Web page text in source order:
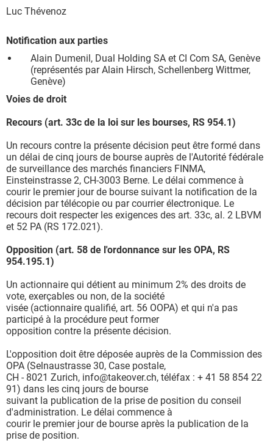
Luc Thévenoz
Notification aux parties
Alain Dumenil, Dual Holding SA et CI Com SA, Genève
(représentés par Alain Hirsch, Schellenberg Wittmer,
Genève)
Voies de droit
Recours (art. 33c de la loi sur les bourses, RS 954.1)
Un recours contre la présente décision peut être formé dans
un délai de cinq jours de bourse auprès de l'Autorité fédérale
de surveillance des marchés financiers FINMA,
Einsteinstrasse 2, CH-3003 Berne. Le délai commence à
courir le premier jour de bourse suivant la notification de la
décision par télécopie ou par courrier électronique. Le
recours doit respecter les exigences des art. 33c, al. 2 LBVM
et 52 PA (RS 172.021).
Opposition (art. 58 de l'ordonnance sur les OPA, RS
954.195.1)
Un actionnaire qui détient au minimum 2% des droits de
vote, exerçables ou non, de la société
visée (actionnaire qualifié, art. 56 OOPA) et qui n'a pas
participé à la procédure peut former
opposition contre la présente décision.
L'opposition doit être déposée auprès de la Commission des
OPA (Selnaustrasse 30, Case postale,
CH - 8021 Zurich, info@takeover.ch, téléfax : + 41 58 854 22
91) dans les cinq jours de bourse
suivant la publication de la prise de position du conseil
d'administration. Le délai commence à
courir le premier jour de bourse après la publication de la
prise de position.